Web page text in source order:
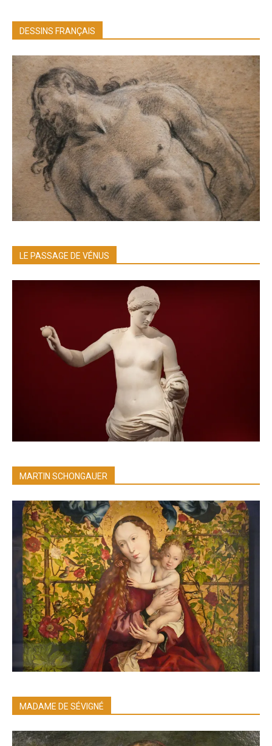
DESSINS FRANÇAIS
LE PASSAGE DE VÉNUS
MARTIN SCHONGAUER
MADAME DE SÉVIGNÉ